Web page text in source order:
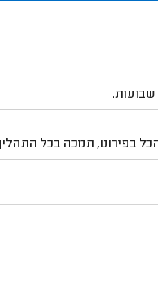
שבועות.
בפירוט, תמכה בכל